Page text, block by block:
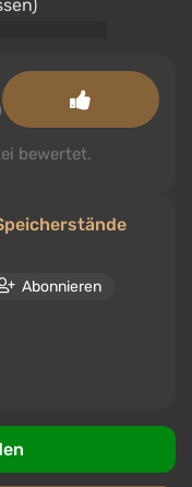
Abonnieren
bewertet.